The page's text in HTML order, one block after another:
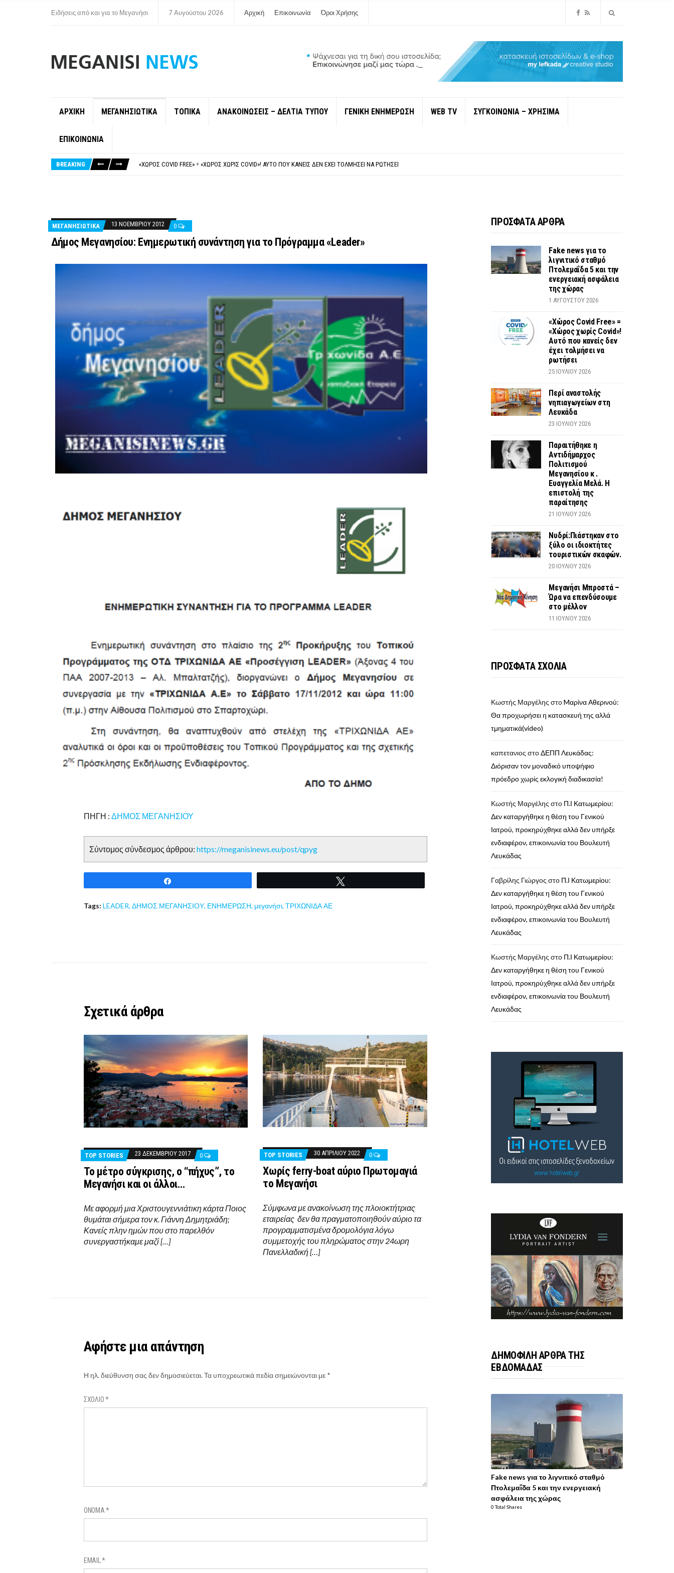
Ειδήσεις από και για το Μεγανήσι 7 Αυγούστου 2026 Αρχική Επικοινωνία Όροι Χρήσης
ΑΡΧΙΚΗ ΜΕΓΑΝΗΣΙΩΤΙΚΑ ΤΟΠΙΚΑ ΑΝΑΚΟΙΝΩΣΕΙΣ – ΔΕΛΤΙΑ ΤΥΠΟΥ ΓΕΝΙΚΗ ΕΝΗΜΕΡΩΣΗ WEB TV ΣΥΓΚΟΙΝΩΝΙΑ – ΧΡΗΣΙΜΑ
ΕΠΙΚΟΙΝΩΝΙΑ
BREAKING
«ΧΏΡΟΣ COVID FREE» = «ΧΏΡΟΣ ΧΩΡΊΣ COVID»! ΑΥΤΌ ΠΟΥ ΚΑΝΕΊΣ ΔΕΝ ΈΧΕΙ ΤΟΛΜΉΣΕΙ ΝΑ ΡΩΤΉΣΕΙ
ΜΕΓΑΝΗΣΙΩΤΙΚΑ 13 ΝΟΕΜΒΡΊΟΥ 2012 0
Δήμος Μεγανησίου: Ενημερωτική συνάντηση για το Πρόγραμμα «Leader»
ΠΗΓΗ : ΔΗΜΟΣ ΜΕΓΑΝΗΣΙΟΥ
Σύντομος σύνδεσμος άρθρου: https://meganisinews.eu/post/qpyg
Tags: LEADER, ΔΗΜΟΣ ΜΕΓΑΝΗΣΙΟΥ, ΕΝΗΜΕΡΩΣΗ, μεγανήσι, ΤΡΙΧΩΝΙΔΑ ΑΕ
Σχετικά άρθρα
TOP STORIES 23 ΔΕΚΕΜΒΡΊΟΥ 2017 0
Το μέτρο σύγκρισης, ο “πήχυς”, το
Μεγανήσι και οι άλλοι…
Με αφορμή μια Χριστουγεννιάτικη κάρτα Ποιος
θυμάται σήμερα τον κ. Γιάννη Δημητριάδη;
Κανείς πλην ημών που στο παρελθόν
συνεργαστήκαμε μαζί […]
TOP STORIES 30 ΑΠΡΙΛΊΟΥ 2022 0
Xωρίς ferry-boat αύριο Πρωτομαγιά
το Μεγανήσι
Σύμφωνα με ανακοίνωση της πλοιοκτήτριας
εταιρείας δεν θα πραγματοποιηθούν αύριο τα
προγραμματισμένα δρομολόγια λόγω
συμμετοχής του πληρώματος στην 24ωρη
Πανελλαδική […]
Αφήστε μια απάντηση
Η ηλ. διεύθυνση σας δεν δημοσιεύεται.Τα υποχρεωτικά πεδία σημειώνονται με *
ΣΧΌΛΙΟ*
ΌΝΟΜΑ*
EMAIL*
ΠΡΟΣΦΑΤΑ ΑΡΘΡΑ
Fake news για το
λιγνιτικό σταθμό
Πτολεμαΐδα 5 και την
ενεργειακή ασφάλεια
της χώρας
1 ΑΥΓΟΎΣΤΟΥ 2026
«Χώρος Covid Free» =
«Χώρος χωρίς Covid»!
Αυτό που κανείς δεν
έχει τολμήσει να
ρωτήσει
25 ΙΟΥΛΊΟΥ 2026
Περί αναστολής
νηπιαγωγείων στη
Λευκάδα
23 ΙΟΥΛΊΟΥ 2026
Παραιτήθηκε η
Αντιδήμαρχος
Πολιτισμού
Μεγανησίου κ .
Ευαγγελία Μελά. Η
επιστολή της
παραίτησης
21 ΙΟΥΛΊΟΥ 2026
Νυδρί:Πιάστηκαν στο
ξύλο οι ιδιοκτήτες
τουριστικών σκαφών.
20 ΙΟΥΛΊΟΥ 2026
Μεγανήσι Μπροστά –
Ώρα να επενδύσουμε
στο μέλλον
11 ΙΟΥΛΊΟΥ 2026
ΠΡΟΣΦΑΤΑ ΣΧΟΛΙΑ
Κωστής Μαργέλης στοMαρίνα Αθερινού:
Θα προχωρήσει η κατασκευή της αλλά
τμηματικά(video)
καπετανιος στοΔΕΠΠ Λευκάδας:
Διόρισαν τον μοναδικό υποψήφιο
πρόεδρο χωρίς εκλογική διαδικασία!
Κωστής Μαργέλης στο Π.Ι Κατωμερίου:
Δεν καταργήθηκε η θέση του Γενικού
Ιατρού, προκηρύχθηκε αλλά δεν υπήρξε
ενδιαφέρον, επικοινωνία του Βουλευτή
Λευκάδας
Γαβρίλης Γιώργος στο Π.Ι Κατωμερίου:
Δεν καταργήθηκε η θέση του Γενικού
Ιατρού, προκηρύχθηκε αλλά δεν υπήρξε
ενδιαφέρον, επικοινωνία του Βουλευτή
Λευκάδας
Κωστής Μαργέλης στο Π.Ι Κατωμερίου:
Δεν καταργήθηκε η θέση του Γενικού
Ιατρού, προκηρύχθηκε αλλά δεν υπήρξε
ενδιαφέρον, επικοινωνία του Βουλευτή
Λευκάδας
ΔΗΜΟΦΙΛΗ ΑΡΘΡΑ ΤΗΣ
ΕΒΔΟΜΑΔΑΣ
Fake news για το λιγνιτικό σταθμό
Πτολεμαΐδα 5 και την ενεργειακή
ασφάλεια της χώρας
0 Total Shares